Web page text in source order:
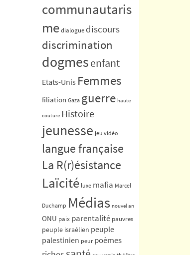
communautaris
medialogue discours
discrimination
dogmesenfant
Etats-Unis Femmes
filiation Gaza guerre haute
couture Histoire
jeunesse jeu vidéo
langue française
La R(r)ésistance
Laïcité luxe mafia Marcel
Duchamp Médias nouvel an
ONU paix parentalité pauvres
peuple israélien peuple
palestinien peur poèmes